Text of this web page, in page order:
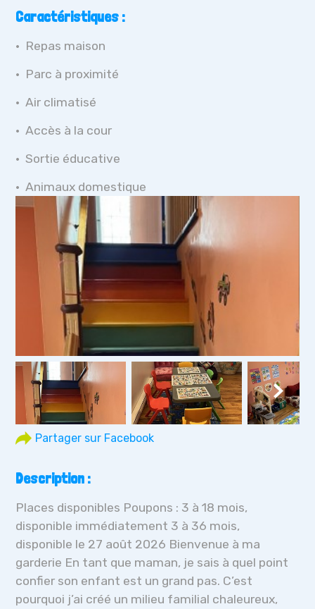
Caractéristiques :
Repas maison
Parc à proximité
Air climatisé
Accès à la cour
Sortie éducative
Animaux domestique
Description :
Places disponibles Poupons : 3 à 18 mois,
disponible immédiatement 3 à 36 mois,
disponible le 27 août 2026 Bienvenue à ma
garderie En tant que maman, je sais à quel point
confier son enfant est un grand pas. C’est
pourquoi j’ai créé un milieu familial chaleureux,